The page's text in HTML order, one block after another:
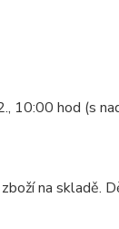
hod (s
na skladě.